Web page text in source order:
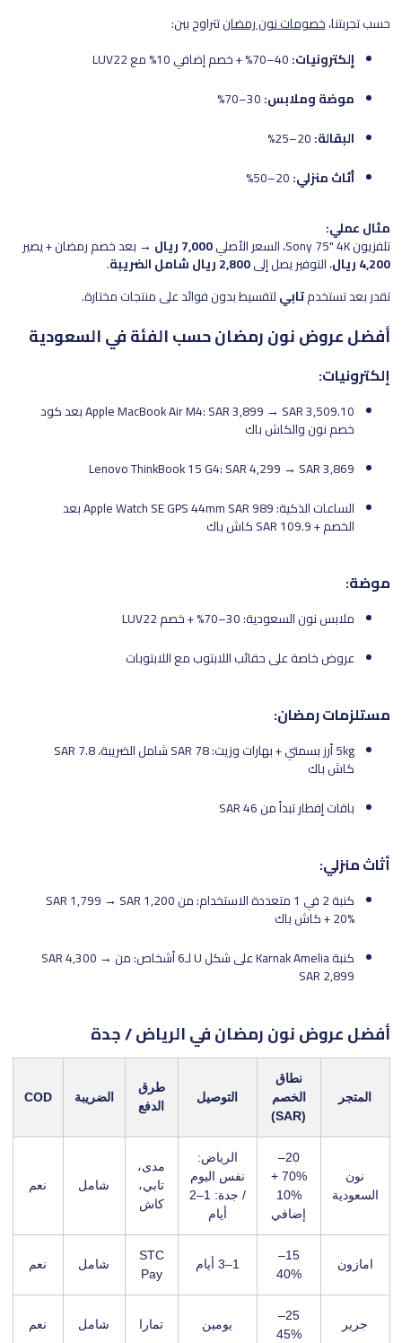
حسب تجربتنا،خصومات نون رمضانتتراوح بين:
إلكترونيات:
موضة وملابس:
البقالة:
أثاث منزلي:
مثال عملي:
تلفزيون Sony 75" 4K، السعر الأصلي 7,000 ريال → بعد خصم رمضان + يصير
4,200 ريال ، التوفير يصل إلى2,800 ريال شامل الضريبة
.
تقدر بعد تستخدمتابيلتقسيط بدون فوائد على منتجات مختارة.
أفضل عروض نون رمضان حسب الفئة في السعودية
إلكترونيات:
Apple MacBook Air M4: SAR 3,899 → SAR 3,509.10 بعد كود
خصم نون والكاش باك
Lenovo ThinkBook 15 G4: SAR 4,299 → SAR 3,869
الساعات الذكية: Apple Watch SE GPS 44mm SAR 989 بعد
الخصم + SAR 109.9 كاش باك
موضة:
ملابس نون السعودية: 30–70% + خصم LUV22
عروض خاصة على حقائب اللابتوب مع اللابتوبات
مستلزمات رمضان:
5kg أرز بسمتي + بهارات وزيت: SAR 78 شامل الضريبة، SAR 7.8
كاش باك
باقات إفطار تبدأ من SAR 46
أثاث منزلي:
كنبة 2 في 1 متعددة الاستخدام: من SAR 1,799 → SAR 1,200
+ 20% كاش باك
كنبة Karnak Amelia على شكل U لـ6 أشخاص: من SAR 4,300 →
SAR 2,899
أفضل عروض نون رمضان في الرياض / جدة
المتجر
نطاق
الخصم
(SAR)
التوصيل
طرق
الدفع
الضريبة COD
نون
السعودية
20–
70% +
10%
إضافي
الرياض:
نفس اليوم
/ جدة: 1–2
أيام
مدى،
تابي،
كاش
شامل نعم
امازون
15–
40%
1–3 أيام
STC
Pay
شامل نعم
جرير
25–
45%
يومين تمارا شامل نعم